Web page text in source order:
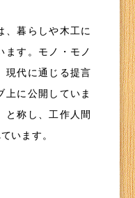
、暮らしや木工に
ます。モノ・モノ
現代に通じる提言
上に公開していま
と称し、工作人間
います。